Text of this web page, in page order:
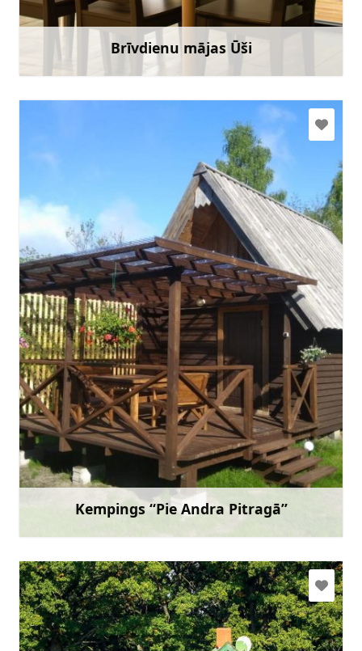
Brīvdienu mājas Ūši
Doties
Kempings “Pie Andra Pitragā”
andrisantmanis@inbox.lv
+371 26493087
Doties
Uzzināt vairāk